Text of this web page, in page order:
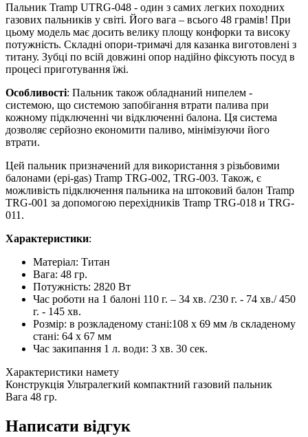
Пальник Tramp UTRG-048 - один з самих легких походних
газових пальників у світі. Його вага – всього 48 грамів! При
цьому модель має досить велику площу конфорки та високу
потужність. Складні опори-тримачі для казанка виготовлені з
титану. Зубці по всій довжині опор надійно фіксують посуд в
процесі приготування їжі.
Особливості: Пальник також обладнаний нипелем -
системою, що системою запобігання втрати палива при
кожному підключенні чи відключенні балона. Ця система
дозволяє серйозно економити паливо, мінімізуючи його
втрати.
Цей пальник призначений для використання з різьбовими
балонами (epi-gas) Tramp TRG-002, TRG-003. Також, є
можливість підключення пальника на штоковий балон Tramp
TRG-001 за допомогою перехідників Tramp TRG-018 и TRG-
011.
Характеристики:
Матеріал: Титан
Вага: 48 гр.
Потужність: 2820 Вт
Час роботи на 1 балоні 110 г. – 34 хв. /230 г. - 74 хв./ 450
г. - 145 хв.
Розмір: в розкладеному стані:108 x 69 мм /в складеному
стані: 64 x 67 мм
Час закипання 1 л. води: 3 хв. 30 сек.
Характеристики намету
Конструкція Ультралегкий компактний газовий пальник
Вага 48 гр.
Написати відгук